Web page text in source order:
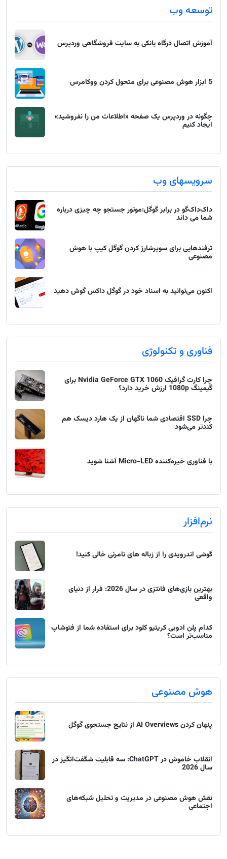
توسعه وب
آموزش اتصال درگاه بانکی به سایت فروشگاهی وردپرس
5 ابزار هوش مصنوعی برای متحول کردن ووکامرس
چگونه در وردپرس یک صفحه «اطلاعات من را نفروشید»
ایجاد کنیم
سرویسهای وب
داک‌داک‌گو در برابر گوگل:موتور جستجو چه چیزی درباره
شما می داند
ترفندهایی برای سوپرشارژ کردن گوگل کیپ با هوش
مصنوعی
اکنون می‌توانید به اسناد خود در گوگل داکس گوش دهید
فناوری و تکنولوژی
چرا کارت گرافیک Nvidia GeForce GTX 1060 برای
گیمینگ 1080p ارزش خرید دارد؟
چرا SSD اقتصادی شما ناگهان از یک هارد دیسک هم
کندتر می‌شود
با فناوری خیره‌کننده Micro-LED آشنا شوید
نرم‌افزار
گوشی اندرویدی را از زباله های نامرئی خالی کنید!
بهترین بازی‌های فانتزی در سال 2026: فرار از دنیای
واقعی
کدام پلن ادوبی کریتیو کلود برای استفاده شما از فتوشاپ
مناسب‌تر است؟
هوش مصنوعی
پنهان کردن AI Overviews از نتایج جستجوی گوگل
انقلاب خاموش در ChatGPT: سه قابلیت شگفت‌انگیز در
سال 2026
نقش هوش مصنوعی در مدیریت و تحلیل شبکه‌های
اجتماعی